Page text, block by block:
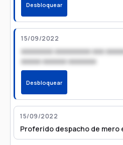
Desbloquear
15/09/2022
xxxxxxxx xxxxxxxxx xxx
xxxxx xxxxxx xxxxxxx
Desbloquear
15/09/2022
Proferido despacho de mero